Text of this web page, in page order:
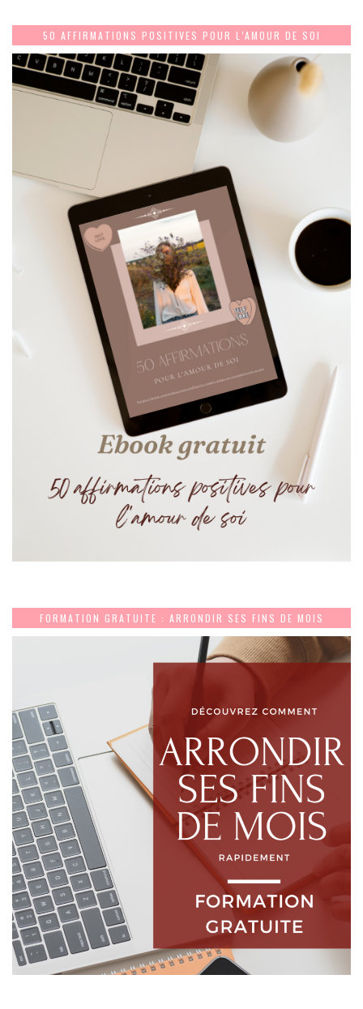
50 AFFIRMATIONS POSITIVES POUR L’AMOUR DE SOI
FORMATION GRATUITE : ARRONDIR SES FINS DE MOIS